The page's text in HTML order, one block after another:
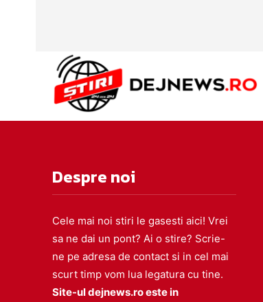
Despre noi
Cele mai noi stiri le gasesti aici! Vrei
sa ne dai un pont? Ai o stire? Scrie-
ne pe adresa de contact si in cel mai
scurt timp vom lua legatura cu tine.
Site-ul dejnews.ro este in